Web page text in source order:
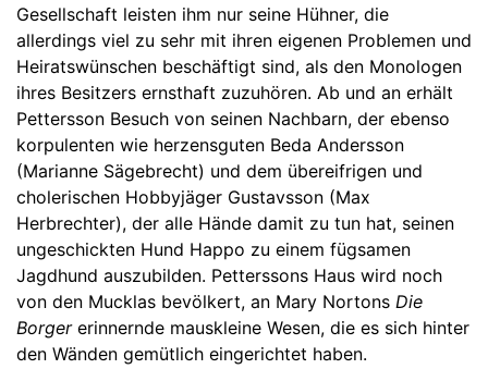
Gesellschaft leisten ihm nur seine Hühner, die
allerdings viel zu sehr mit ihren eigenen Problemen und
Heiratswünschen beschäftigt sind, als den Monologen
ihres Besitzers ernsthaft zuzuhören. Ab und an erhält
Pettersson Besuch von seinen Nachbarn, der ebenso
korpulenten wie herzensguten Beda Andersson
(Marianne Sägebrecht) und dem übereifrigen und
cholerischen Hobbyjäger Gustavsson (Max
Herbrechter), der alle Hände damit zu tun hat, seinen
ungeschickten Hund Happo zu einem fügsamen
Jagdhund auszubilden. Petterssons Haus wird noch
von den Mucklas bevölkert, an Mary Nortons Die
Borgererinnernde mauskleine Wesen, die es sich hinter
den Wänden gemütlich eingerichtet haben.